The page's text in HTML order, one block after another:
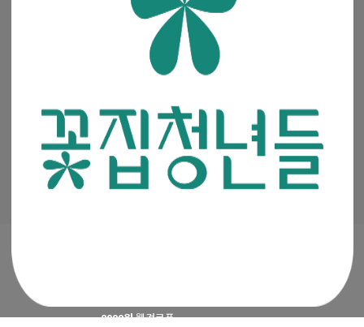
이용약관·개인정보처리방침
사업자등록번호 : 105-88-00491
통신판매신고번호 : 2019-서울금천-0909
제휴 및 제안 :partners@mencoz.com
팩스 : 02-6442-0106
서울시 금천구 디지털로 121, 에이스가산타워 301호, 302호
Ⓒ 꽃집청년들 All rights reserved.
2000원웰컴쿠폰